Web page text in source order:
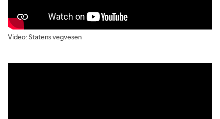
Video:Statens vegvesen